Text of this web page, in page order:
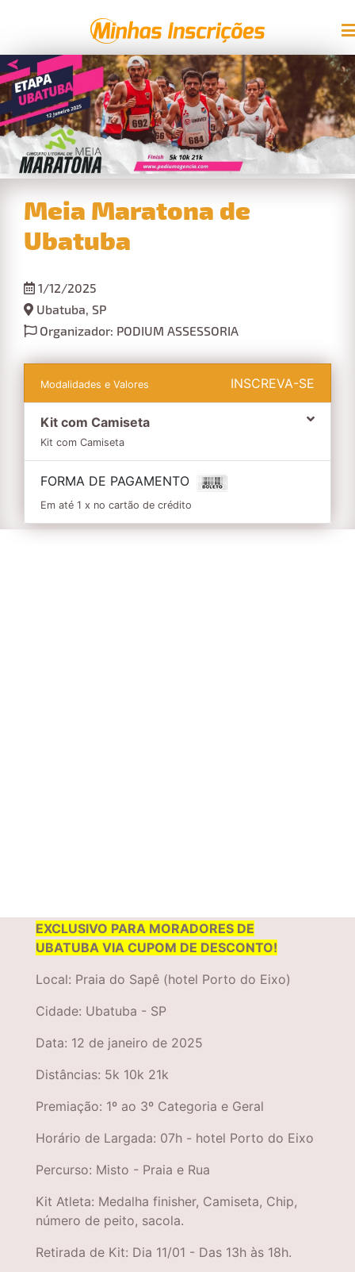
Meia Maratona de
Ubatuba
1/12/2025
Ubatuba, SP
Organizador: PODIUM ASSESSORIA
Modalidades e Valores INSCREVA-SE
Kit com Camiseta
Kit com Camiseta
FORMA DE PAGAMENTO
Em até 1 x no cartão de crédito
EXCLUSIVO PARA MORADORES DE
UBATUBA VIA CUPOM DE DESCONTO!
Local: Praia do Sapê (hotel Porto do Eixo)
Cidade: Ubatuba - SP
Data: 12 de janeiro de 2025
Distâncias: 5k 10k 21k
Premiação: 1º ao 3º Categoria e Geral
Horário de Largada: 07h - hotel Porto do Eixo
Percurso: Misto - Praia e Rua
Kit Atleta: Medalha finisher, Camiseta, Chip,
número de peito, sacola.
Retirada de Kit: Dia 11/01 - Das 13h às 18h.